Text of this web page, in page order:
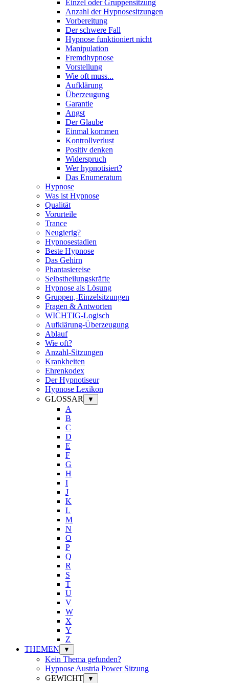
Einzel oder Gruppensitzung
Anzahl der Hypnosesitzungen
Vorbereitung
Der schwere Fall
Hypnose funktioniert nicht
Manipulation
Fremdhypnose
Vorstellung
Wie oft muss...
Aufklärung
Überzeugung
Garantie
Angst
Der Glaube
Einmal kommen
Kontrollverlust
Positiv denken
Widerspruch
Wer hypnotisiert?
Das Enumeratum
Hypnose
Was ist Hypnose
Qualität
Vorurteile
Trance
Neugierig?
Hypnosestadien
Beste Hypnose
Das Gehirn
Phantasiereise
Selbstheilungskräfte
Hypnose als Lösung
Gruppen,-Einzelsitzungen
Fragen & Antworten
WICHTIG-Logisch
Aufklärung-Überzeugung
Ablauf
Wie oft?
Anzahl-Sitzungen
Krankheiten
Ehrenkodex
Der Hypnotiseur
Hypnose Lexikon
GLOSSAR
▼
A
B
C
D
E
F
G
H
I
J
K
L
M
N
O
P
Q
R
S
T
U
V
W
X
Y
Z
THEMEN
▼
Kein Thema gefunden?
Hypnose Austria Power Sitzung
GEWICHT
▼